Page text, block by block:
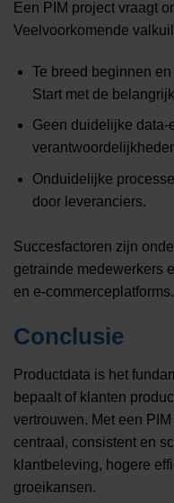
Een PIM project vraagt
Veelvoorkomende
Te breed beginnen
Start met de
Geen duidelijke
Onduidelijke
door leveranciers.
Succesfactoren zijn
getrainde medewerkers
en e-commerceplatforms.
Conclusie
Productdata is het
bepaalt of klanten
vertrouwen. Met een
centraal, consistent en
klantbeleving, hogere
groeikansen.